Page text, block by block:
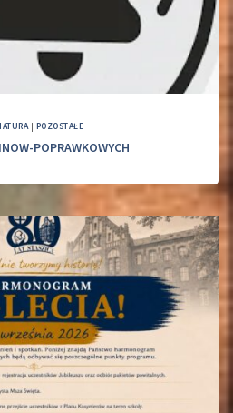
| POZOSTAŁE
POPRAWKOWYCH